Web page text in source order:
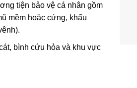
tiện bảo vệ cá nhân gồm
mềm hoặc cứng, khẩu
bình cứu hỏa và khu vực